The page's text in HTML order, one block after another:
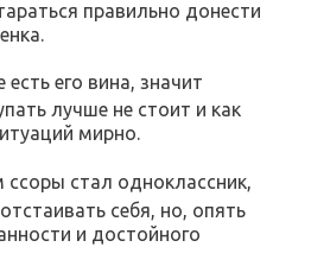
правильно донести
его вина, значит
лучше не стоит и как
мирно.
стал одноклассник,
себя, но, опять
и достойного